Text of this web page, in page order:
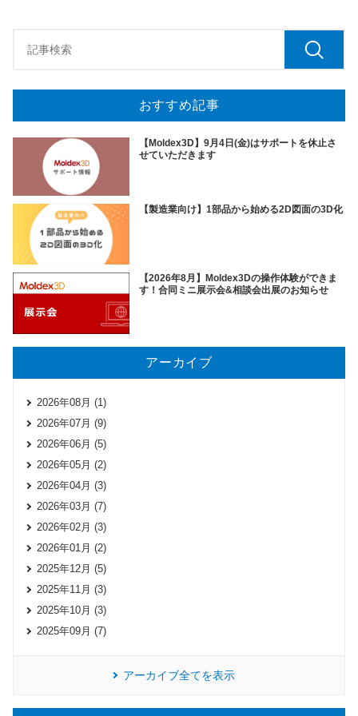
おすすめ記事
【Moldex3D】9月4日(金)はサポートを休止さ
せていただきます
【製造業向け】1部品から始める2D図面の3D化
【2026年8月】Moldex3Dの操作体験ができま
す！合同ミニ展示会&相談会出展のお知らせ
アーカイブ
2026年08月 (1)
2026年07月 (9)
2026年06月 (5)
2026年05月 (2)
2026年04月 (3)
2026年03月 (7)
2026年02月 (3)
2026年01月 (2)
2025年12月 (5)
2025年11月 (3)
2025年10月 (3)
2025年09月 (7)
アーカイブ全てを表示